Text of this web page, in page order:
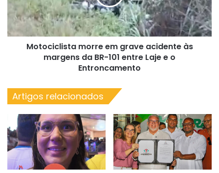
às
margens
BR-
o
Entroncamento
Motociclista morre em grave acidente às
margens da BR-101 entre Laje e o
Entroncamento
Artigos relacionados